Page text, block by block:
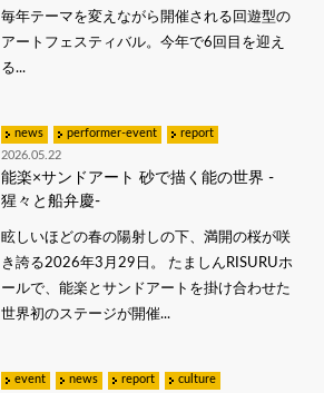
毎年テーマを変えながら開催される回遊型の
アートフェスティバル。今年で6回目を迎え
る...
news performer-event
report
2026.05.22
能楽×サンドアート 砂で描く能の世界 -
猩々と船弁慶-
眩しいほどの春の陽射しの下、満開の桜が咲
き誇る2026年3月29日。 たましんRISURUホ
ールで、能楽とサンドアートを掛け合わせた
世界初のステージが開催...
event news report
culture